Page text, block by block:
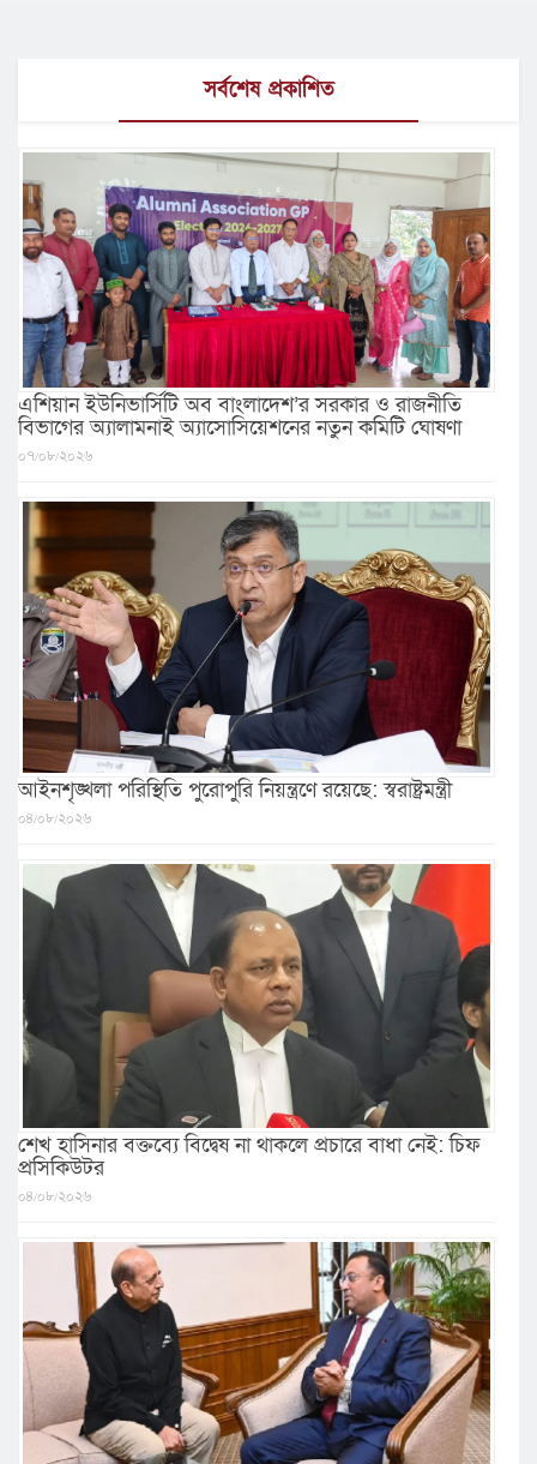
সর্বশেষ প্রকাশিত
এশিয়ান ইউনিভার্সিটি অব বাংলাদেশ’র সরকার ও রাজনীতি
বিভাগের অ্যালামনাই অ্যাসোসিয়েশনের নতুন কমিটি ঘোষণা
০৭/০৮/২০২৬
আইনশৃঙ্খলা পরিস্থিতি পুরোপুরি নিয়ন্ত্রণে রয়েছে: স্বরাষ্ট্রমন্ত্রী
০৪/০৮/২০২৬
শেখ হাসিনার বক্তব্যে বিদ্বেষ না থাকলে প্রচারে বাধা নেই: চিফ
প্রসিকিউটর
০৪/০৮/২০২৬